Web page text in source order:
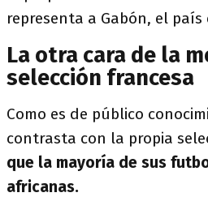
representa a Gabón, el país
La otra cara de la
selección francesa
Como es de público
contrasta con la propia
que la mayoría de sus
africanas.